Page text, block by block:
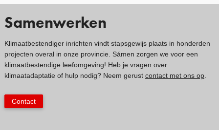
Samenwerken
Klimaatbestendiger inrichten vindt stapsgewijs plaats in honderden
projecten overal in onze provincie. Sámen zorgen we voor een
klimaatbestendige leefomgeving! Heb je vragen over
klimaatadaptatie of hulp nodig? Neem gerust contact met ons op.
Contact